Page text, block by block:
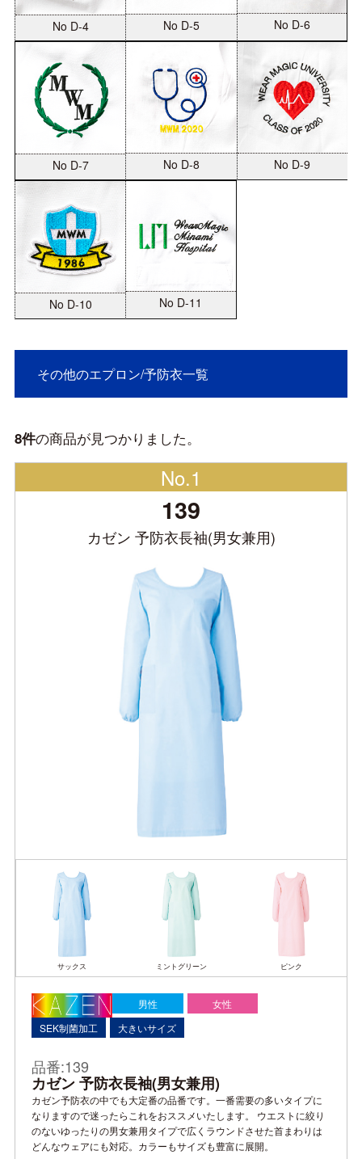
No D-4 No D-5 No D-6
No D-7 No D-8 No D-9
No D-10 No D-11
その他のエプロン/予防衣一覧
8件の商品が見つかりました。
No.1
139
カゼン 予防衣長袖(男女兼用)
サックス ミントグリーン ピンク
男性
女性
SEK制菌加工
大きいサイズ
品番:139
カゼン 予防衣長袖(男女兼用)
カゼン予防衣の中でも大定番の品番です。一番需要の多いタイプに
なりますので迷ったらこれをおススメいたします。 ウエストに絞り
のないゆったりの男女兼用タイプで広くラウンドさせた首まわりは
どんなウェアにも対応。カラーもサイズも豊富に展開。